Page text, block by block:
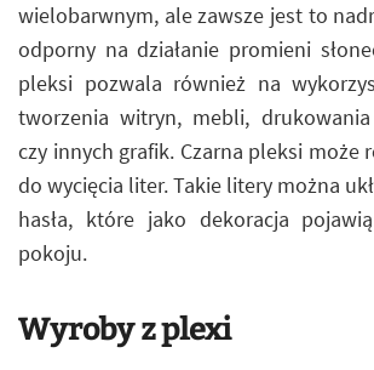
wielobarwnym, ale zawsze jest to
odporny na działanie promieni
pleksi pozwala również na
tworzenia witryn, mebli,
czy innych grafik. Czarna pleksi może
do wycięcia liter. Takie litery można
hasła, które jako dekoracja
pokoju.
Wyroby z plexi